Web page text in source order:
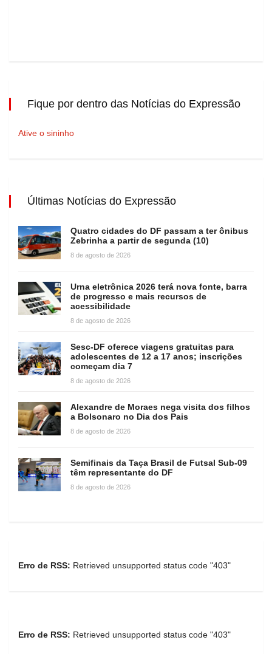
Fique por dentro das Notícias do Expressão
Ative o sininho
Últimas Notícias do Expressão
Quatro cidades do DF passam a ter ônibus
Zebrinha a partir de segunda (10)
8 de agosto de 2026
Urna eletrônica 2026 terá nova fonte, barra
de progresso e mais recursos de
acessibilidade
8 de agosto de 2026
Sesc-DF oferece viagens gratuitas para
adolescentes de 12 a 17 anos; inscrições
começam dia 7
8 de agosto de 2026
Alexandre de Moraes nega visita dos filhos
a Bolsonaro no Dia dos Pais
8 de agosto de 2026
Semifinais da Taça Brasil de Futsal Sub-09
têm representante do DF
8 de agosto de 2026
Erro de RSS: Retrieved unsupported status code "403"
Erro de RSS: Retrieved unsupported status code "403"